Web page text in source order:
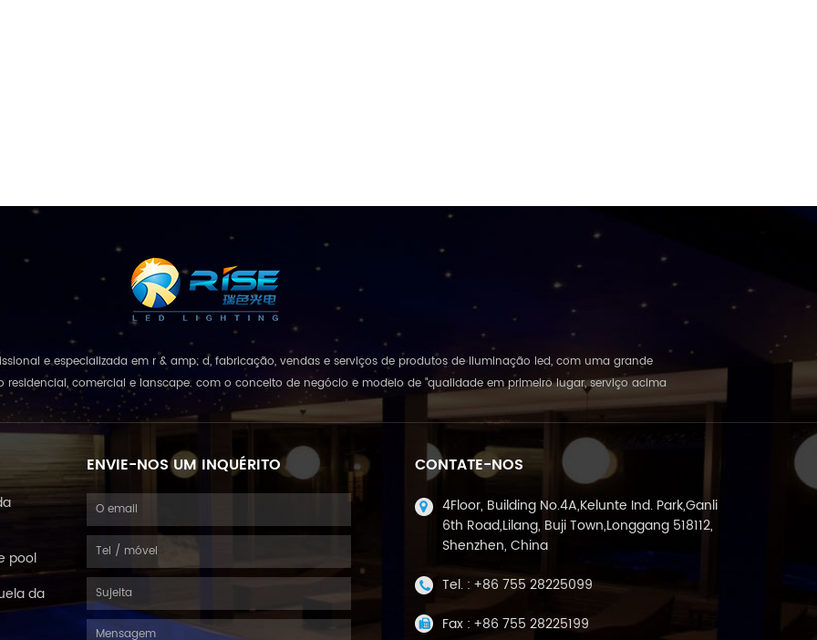
e especializada em r & amp; d, fabricação, vendas e serviços de produtos de iluminação led, com uma grande
comercial e lanscape. com o conceito de negócio e modelo de "qualidade em primeiro lugar, serviço acima
de tudo", combinando e...
pool
da
ENVIE-NOS UM INQUÉRITO CONTATE-NOS
4Floor, Building No.4A,Kelunte Ind. Park,Ganli
6th Road,Lilang, Buji Town,Longgang 518112,
Shenzhen, China
Tel. : +86 755 28225099
Fax : +86 755 28225199